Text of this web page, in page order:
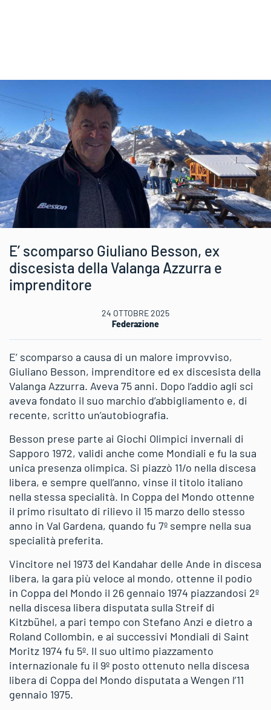
E’ scomparso Giuliano Besson, ex
discesista della Valanga Azzurra e
imprenditore
24 OTTOBRE 2025
Federazione
E’ scomparso a causa di un malore improvviso,
Giuliano Besson, imprenditore ed ex discesista della
Valanga Azzurra. Aveva 75 anni. Dopo l’addio agli sci
aveva fondato il suo marchio d’abbigliamento e, di
recente, scritto un’autobiografia.
Besson prese parte ai Giochi Olimpici invernali di
Sapporo 1972, validi anche come Mondiali e fu la sua
unica presenza olimpica. Si piazzò 11/o nella discesa
libera, e sempre quell’anno, vinse il titolo italiano
nella stessa specialità. In Coppa del Mondo ottenne
il primo risultato di rilievo il 15 marzo dello stesso
anno in Val Gardena, quando fu 7º sempre nella sua
specialità preferita.
Vincitore nel 1973 del Kandahar delle Ande in discesa
libera, la gara più veloce al mondo, ottenne il podio
in Coppa del Mondo il 26 gennaio 1974 piazzandosi 2º
nella discesa libera disputata sulla Streif di
Kitzbühel, a pari tempo con Stefano Anzi e dietro a
Roland Collombin, e ai successivi Mondiali di Saint
Moritz 1974 fu 5º. Il suo ultimo piazzamento
internazionale fu il 9º posto ottenuto nella discesa
libera di Coppa del Mondo disputata a Wengen l’11
gennaio 1975.